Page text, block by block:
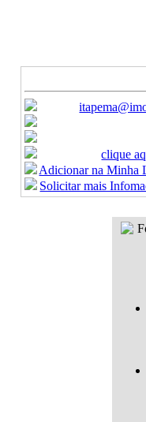
E-mail:
Ligue:
Celular:
Formulario:clique
Adicionar na Minha
Solicitar mais